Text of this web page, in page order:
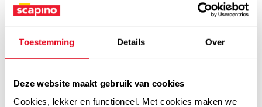
Toestemming Details Over
Deze website maakt gebruik van cookies
Cookies, lekker en functioneel. Met cookies maken we